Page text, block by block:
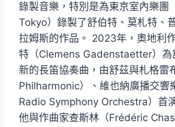
錄製音樂，特別是為東京室內樂團
Tokyo）錄製了舒伯特、莫札特、
拉姆斯的作品。 2023年，奧地利
特（Clemens Gadenstaetter）為
新的長笛協奏曲，由舒茲與札格雷
Philharmonic）、維也納廣播交響
Radio Symphony Orchestra）首
他與作曲家查斯林（Frédéric